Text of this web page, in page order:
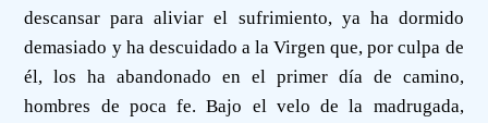
descansar para aliviar el sufrimiento, ya ha dormido
demasiado y ha descuidado a la Virgen que, por culpa de
él, los ha abandonado en el primer día de camino,
hombres de poca fe. Bajo el velo de la madrugada,